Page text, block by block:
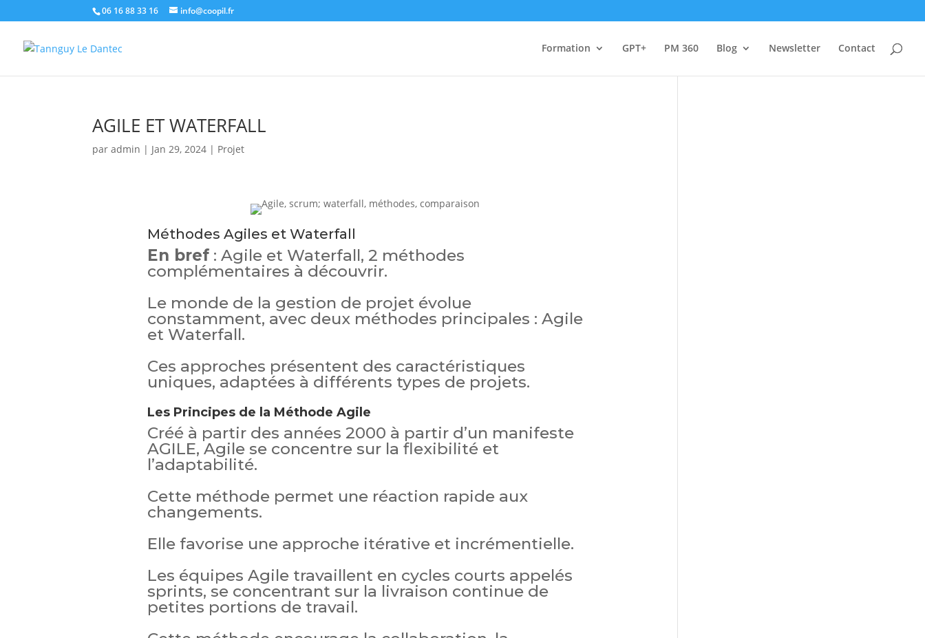
06 16 88 33 16 info@coopil.fr
Formation GPT+ PM 360 Blog Newsletter Contact
AGILE ET WATERFALL
paradmin | Jan 29, 2024 | Projet
Méthodes Agiles et Waterfall
En bref: Agile et Waterfall, 2 méthodes
complémentaires à découvrir.
Le monde de la gestion de projet évolue
constamment, avec deux méthodes principales : Agile
et Waterfall.
Ces approches présentent des caractéristiques
uniques, adaptées à différents types de projets.
Les Principes de la Méthode Agile
Créé à partir des années 2000 à partir d’un manifeste
AGILE, Agile se concentre sur la flexibilité et
l’adaptabilité.
Cette méthode permet une réaction rapide aux
changements.
Elle favorise une approche itérative et incrémentielle.
Les équipes Agile travaillent en cycles courts appelés
sprints, se concentrant sur la livraison continue de
petites portions de travail.